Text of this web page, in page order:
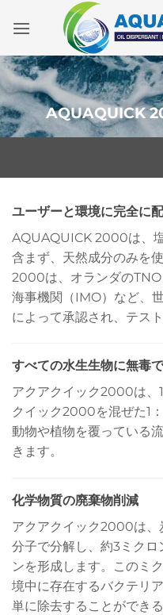
ス
キ
ッ
プ
AQUAQUICK
ユーザーと環境に完全に
AQUAQUICK 2000は、
含まず、天然成分のみを
2000は、オランダの
海事機関（IMO）など、
によって承認され、テス
すべての水生生物に無毒
アクアクイック2000は、
クイック2000を混ぜた1
動物や植物を覆っている
きます。
化学物質の廃棄物削減
アクアクイック2000は、
分子で分解し、約3ミクロ
ンを形成します。このミ
境中に存在するバクテリ
単に除去することができる